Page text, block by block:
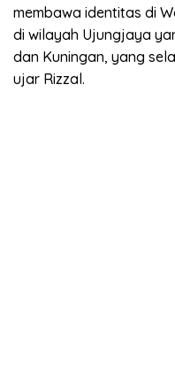
membawa identitas di
di wilayah Ujungjaya
dan Kuningan, yang
ujar Rizzal.